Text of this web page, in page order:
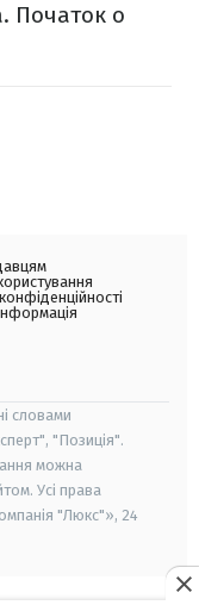
Початок о
словами
"Позиція".
можна
Усі права
"Люкс"», 24